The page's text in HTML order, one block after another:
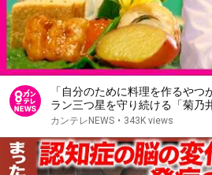
「自分のために料理を作るや
ラン三つ星を守り続ける「菊
跡を継ぐのは義理の息子 “4代目
カンテレNEWS • 343K views